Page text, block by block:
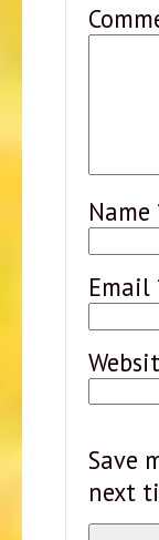
Name
Email
Save
next